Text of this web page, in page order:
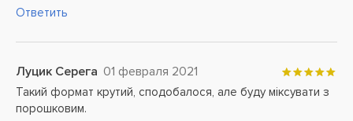
Ответить
Луцик Серега 01 февраля 2021
Такий формат крутий, сподобалося, але буду міксувати з
порошковим.